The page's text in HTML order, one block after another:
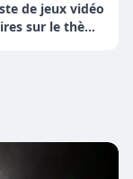
de jeux vidéo
sur le thème